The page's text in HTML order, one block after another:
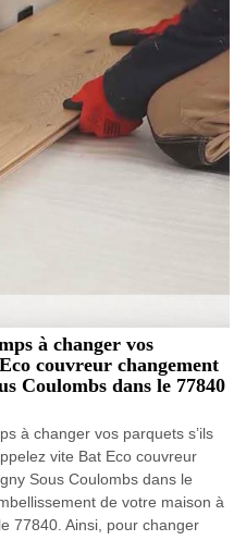
à changer vos
couvreur changement
Coulombs dans le 77840
à changer vos parquets s’ils
vite Bat Eco couvreur
Sous Coulombs dans le
de votre maison à
77840. Ainsi, pour changer